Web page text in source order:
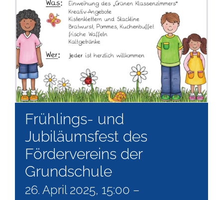
Frühlings- und
Jubiläumsfest des
Fördervereins der
Grundschule
26. April 2025, 15:00 –